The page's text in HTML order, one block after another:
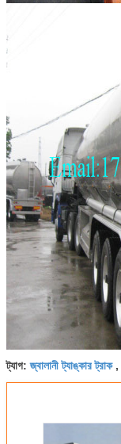
ট্যাগ:জ্বালানী ট্যাঙ্কার ট্রাক,